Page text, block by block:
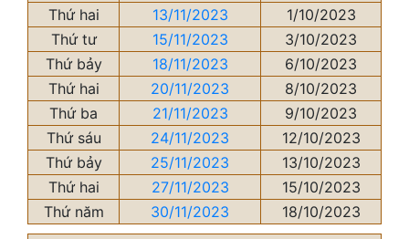
Thứ hai
13/11/2023
1/10/2023
Thứ tư
15/11/2023
3/10/2023
Thứ bảy
18/11/2023
6/10/2023
Thứ hai
20/11/2023
8/10/2023
Thứ ba
21/11/2023
9/10/2023
Thứ sáu
24/11/2023
12/10/2023
Thứ bảy
25/11/2023
13/10/2023
Thứ hai
27/11/2023
15/10/2023
Thứ năm
30/11/2023 18/10/2023